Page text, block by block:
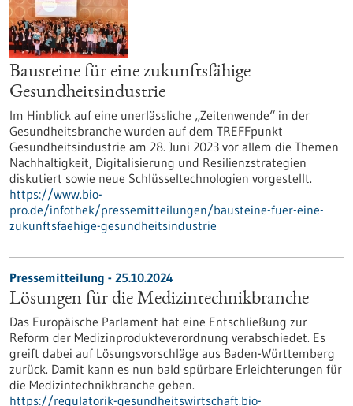
Bausteine für eine zukunftsfähige
Gesundheitsindustrie
Im Hinblick auf eine unerlässliche „Zeitenwende“ in der
Gesundheitsbranche wurden auf dem TREFFpunkt
Gesundheitsindustrie am 28. Juni 2023 vor allem die Themen
Nachhaltigkeit, Digitalisierung und Resilienzstrategien
diskutiert sowie neue Schlüsseltechnologien vorgestellt.
https://www.bio-
pro.de/infothek/pressemitteilungen/bausteine-fuer-eine-
zukunftsfaehige-gesundheitsindustrie
Pressemitteilung - 25.10.2024
Lösungen für die Medizintechnikbranche
Das Europäische Parlament hat eine Entschließung zur
Reform der Medizinprodukteverordnung verabschiedet. Es
greift dabei auf Lösungsvorschläge aus Baden-Württemberg
zurück. Damit kann es nun bald spürbare Erleichterungen für
die Medizintechnikbranche geben.
https://regulatorik-gesundheitswirtschaft.bio-